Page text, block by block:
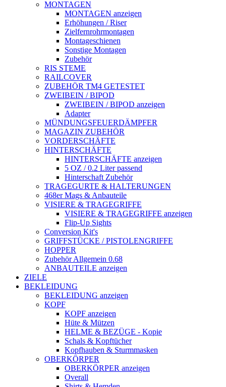
MONTAGEN
MONTAGEN anzeigen
Erhöhungen / Riser
Zielfernrohrmontagen
Montageschienen
Sonstige Montagen
Zubehör
RIS STEME
RAILCOVER
ZUBEHÖR TM4 GETESTET
ZWEIBEIN / BIPOD
ZWEIBEIN / BIPOD anzeigen
Adapter
MÜNDUNGSFEUERDÄMPFER
MAGAZIN ZUBEHÖR
VORDERSCHÄFTE
HINTERSCHÄFTE
HINTERSCHÄFTE anzeigen
5 OZ / 0.2 Liter passend
Hinterschaft Zubehör
TRAGEGURTE & HALTERUNGEN
468er Mags & Anbauteile
VISIERE & TRAGEGRIFFE
VISIERE & TRAGEGRIFFE anzeigen
Flip-Up Sights
Conversion Kit's
GRIFFSTÜCKE / PISTOLENGRIFFE
HOPPER
Zubehör Allgemein 0.68
ANBAUTEILE anzeigen
ZIELE
BEKLEIDUNG
BEKLEIDUNG anzeigen
KOPF
KOPF anzeigen
Hüte & Mützen
HELME & BEZÜGE - Kopie
Schals & Kopftücher
Kopfhauben & Sturmmasken
OBERKÖRPER
OBERKÖRPER anzeigen
Overall